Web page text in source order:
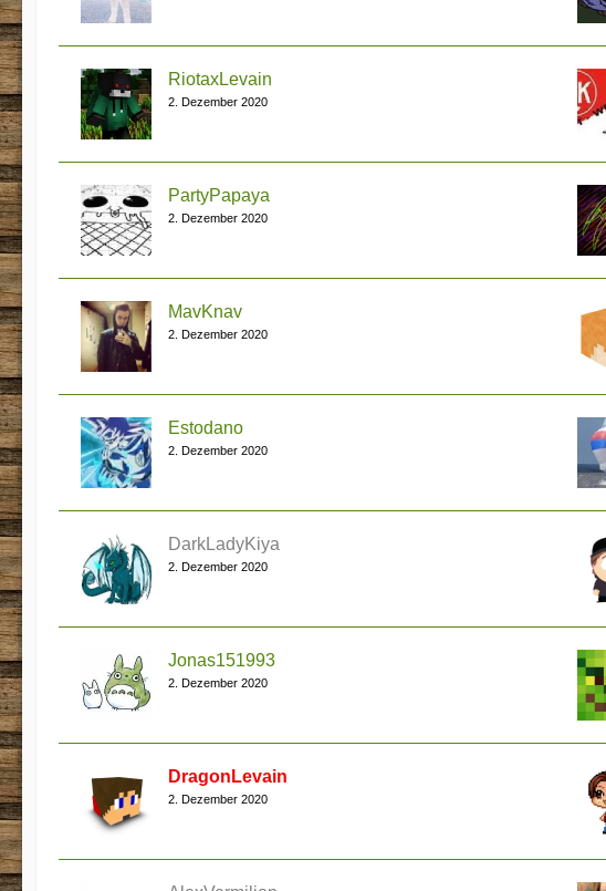
RiotaxLevain
2. Dezember 2020
PartyPapaya
2. Dezember 2020
MavKnav
2. Dezember 2020
Estodano
2. Dezember 2020
DarkLadyKiya
2. Dezember 2020
Jonas151993
2. Dezember 2020
DragonLevain
2. Dezember 2020